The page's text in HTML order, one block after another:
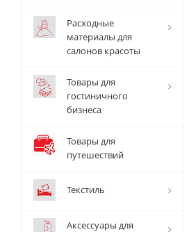
Расходные
материалы для
салонов красоты
Товары для
гостиничного
бизнеса
Товары для
путешествий
Текстиль
Аксессуары для